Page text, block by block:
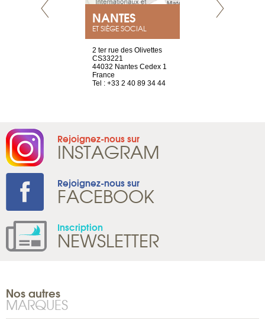
NANTES
ET SIÈGE SOCIAL
2 ter rue des Olivettes
CS33221
44032 Nantes Cedex 1
France
Tel : +33 2 40 89 34 44
Rejoignez-nous sur
INSTAGRAM
Rejoignez-nous sur
FACEBOOK
Inscription
NEWSLETTER
Nos autres
MARQUES